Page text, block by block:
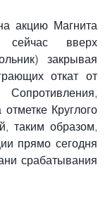
акцию Магнита
вверх
закрывая
откат от
Круглого
таким образом,
прямо сегодня
срабатывания